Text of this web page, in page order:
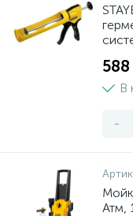
В
-
Атм,